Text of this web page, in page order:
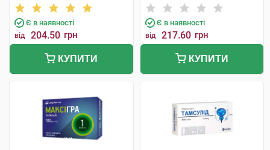
Байоледжі Індастрі Ко. Лтд
Є в наявності
від 204.50 грн
КУПИТИ
Є в наявності
від 217.60 грн
КУПИТИ